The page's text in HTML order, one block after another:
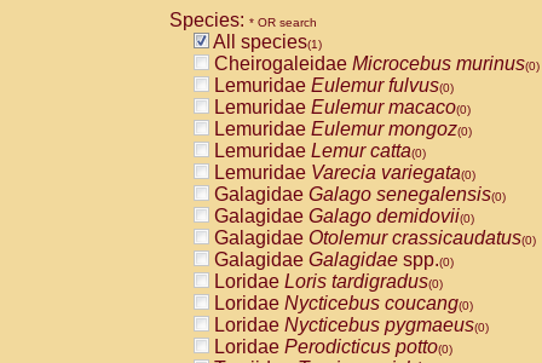
CebidaeCebus capucinus
CebidaeCebus nigrivittatus
CebidaeCebus spp.(0)
CebidaeSaimiri boliviensis(0)
CebidaeSaimiri sciureus(0)
AtelidaeAlouatta caraya(0)
AtelidaeAlouatta fusca(0)
AtelidaeAlouatta seniculus(0)
AtelidaeAlouattaspp.(0)
AtelidaeAteles belzebuth(0)
AtelidaeAteles geoffroyi(0)
AtelidaeAteles paniscus(0)
AtelidaeAtelesspp.(0)
AtelidaeLagothrix lagothricha(0)
AtelidaeLagothrix lagothricha cana
PitheciidaeCacajao calvus
Species: * OR search
All species(1)
Cheirogaleidae Microcebus murinus(0)
Lemuridae Eulemur fulvus(0)
Lemuridae Eulemur macaco(0)
Lemuridae Eulemur mongoz(0)
Lemuridae Lemur catta(0)
Lemuridae Varecia variegata(0)
Galagidae Galago senegalensis(0)
Galagidae Galago demidovii(0)
Galagidae Otolemur crassicaudatus(0)
Galagidae Galagidae spp.(0)
Loridae Loris tardigradus(0)
Loridae Nycticebus coucang(0)
Loridae Nycticebus pygmaeus(0)
Loridae Perodicticus potto(0)